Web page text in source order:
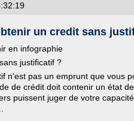
un credit sans
en infographie
justificatif ?
n'est pas un emprunt que vous
de crédit doit contenir un état
puissent juger de votre